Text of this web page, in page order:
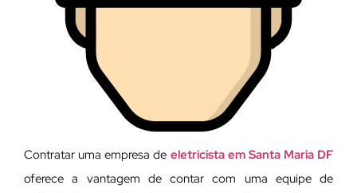
Contratar uma empresa de eletricista em Santa Maria DF
oferece a vantagem de contar com uma equipe de